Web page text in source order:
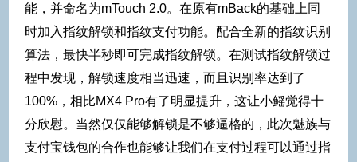
能，并命名为mTouch 2.0。在原有mBack的基础上同
时加入指纹解锁和指纹支付功能。配合全新的指纹识别
算法，最快半秒即可完成指纹解锁。在测试指纹解锁过
程中发现，解锁速度相当迅速，而且识别率达到了
100%，相比MX4 Pro有了明显提升，这让小鳐觉得十
分欣慰。当然仅仅能够解锁是不够逼格的，此次魅族与
支付宝钱包的合作也能够让我们在支付过程可以通过指